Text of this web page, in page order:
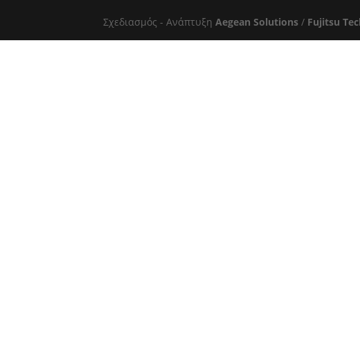
Σχεδιασμός - ΑνάπτυξηAegean Solutions / Fujitsu